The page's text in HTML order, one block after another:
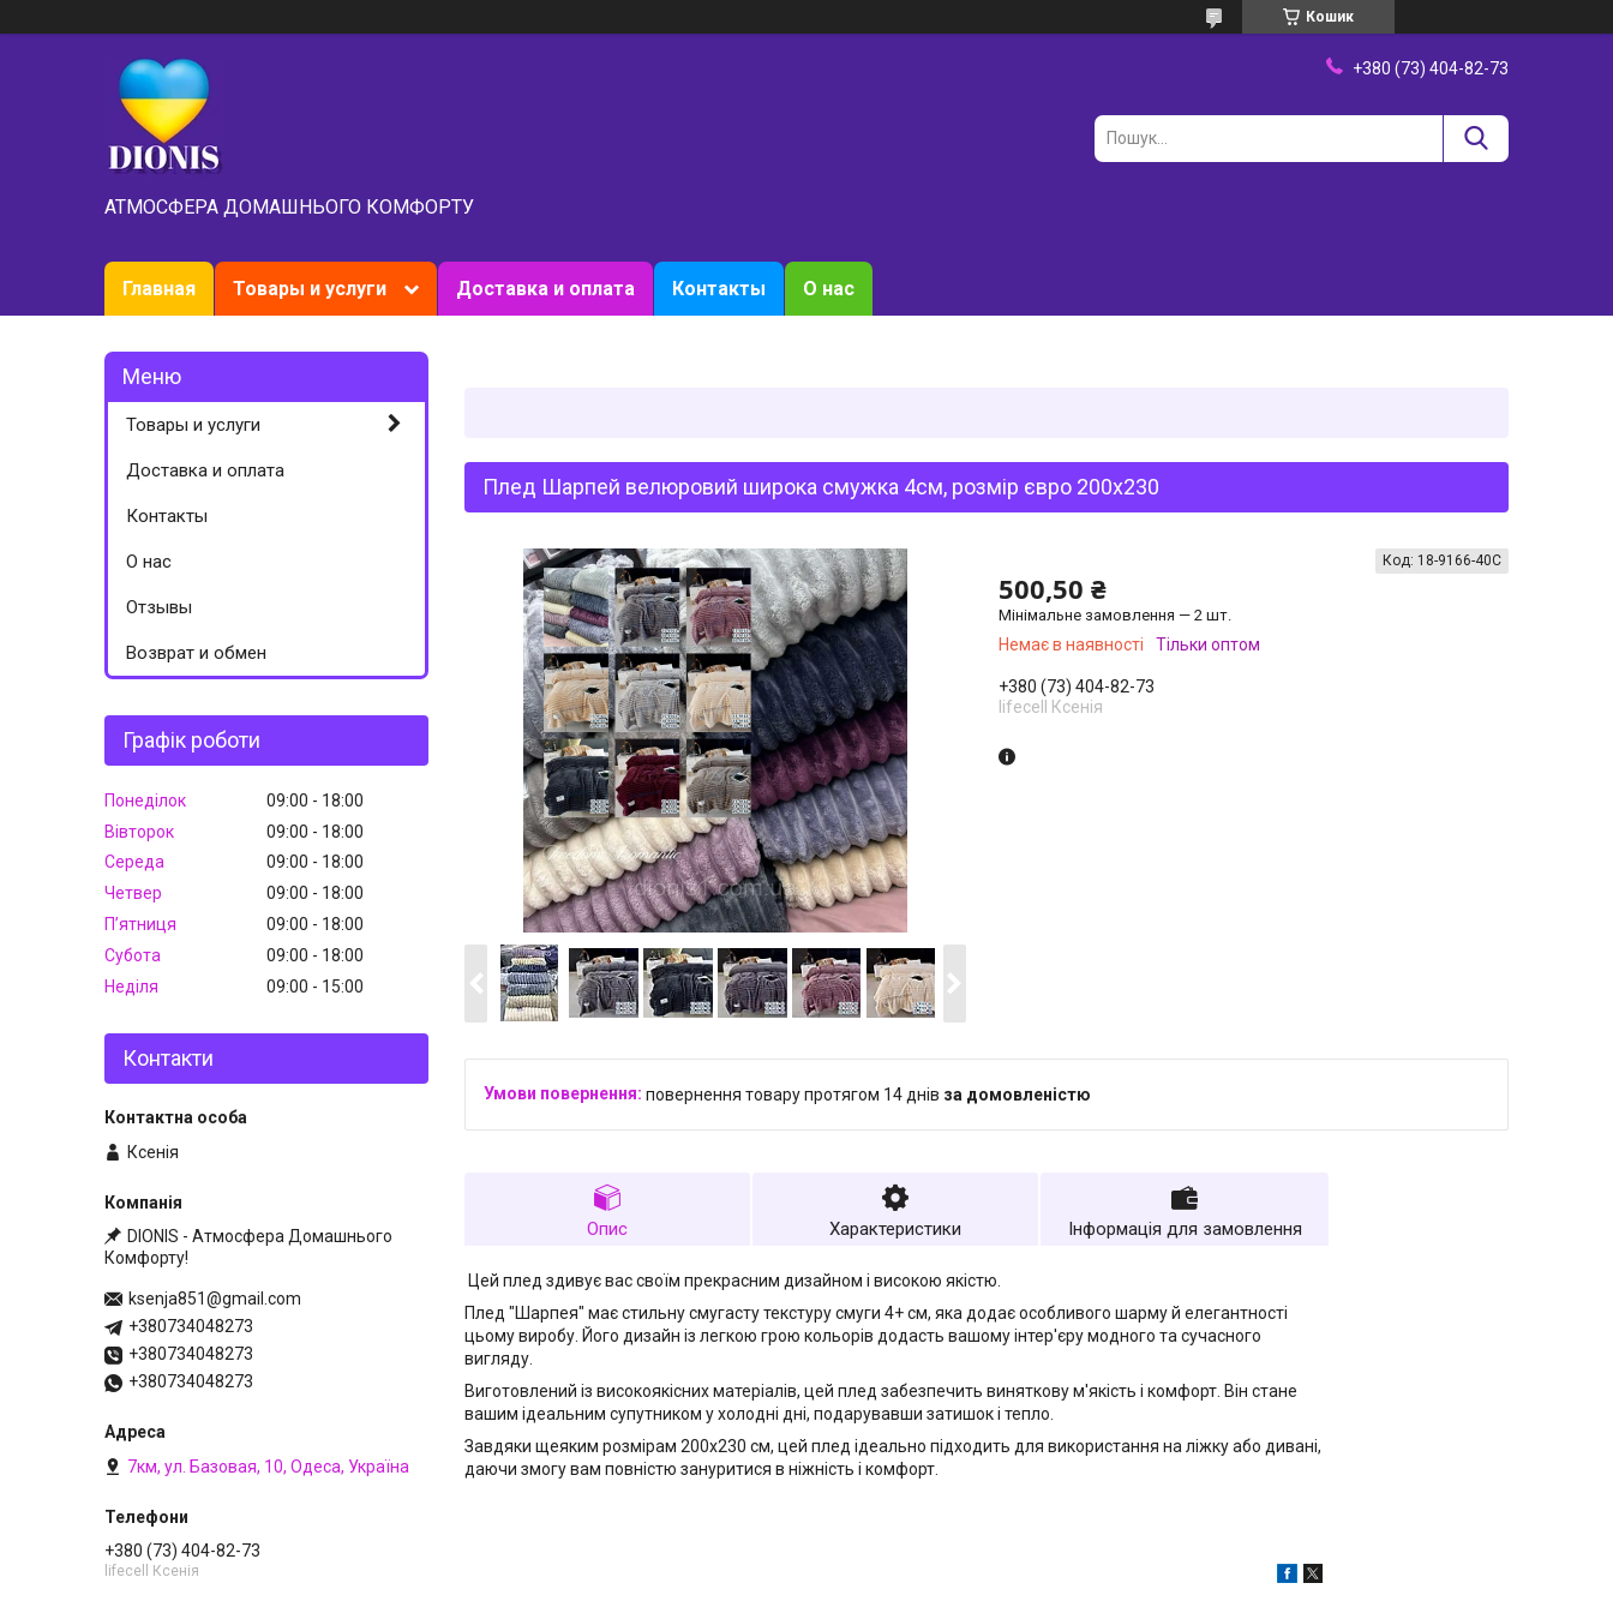
Кошик
АТМОСФЕРА ДОМАШНЬОГО КОМФОРТУ
+380 (73) 404-82-73
Главная Товары и услуги Доставка и оплата Контакты О нас
Плед Шарпей велюровий широка смужка 4см, розмір євро 200х230
500,50 ₴
Мінімальне замовлення — 2 шт.
Немає в наявності Тільки оптом
Код: 18-9166-40С
+380 (73) 404-82-73
lifecell Ксенія
повернення товару протягом 14 днів за домовленістю
Опис Характеристики Інформація для замовлення
Цей плед здивує вас своїм прекрасним дизайном і високою якістю.
Плед "Шарпея" має стильну смугасту текстуру смуги 4+ см, яка додає особливого шарму й елегантності
цьому виробу. Його дизайн із легкою грою кольорів додасть вашому інтер'єру модного та сучасного
вигляду.
Виготовлений із високоякісних матеріалів, цей плед забезпечить виняткову м'якість і комфорт. Він стане
вашим ідеальним супутником у холодні дні, подарувавши затишок і тепло.
Завдяки щеяким розмірам 200х230 см, цей плед ідеально підходить для використання на ліжку або дивані,
даючи змогу вам повністю зануритися в ніжність і комфорт.
Товары и услуги
Доставка и оплата
Контакты
О нас
Отзывы
Возврат и обмен
Графік роботи
Понеділок 09:00
18:00
Вівторок
09:00
18:00
Середа
09:00
18:00
Четвер
09:00
18:00
Пʼятниця
09:00
18:00
Субота
09:00
18:00
Неділя
09:00 15:00
Контакти
Ксенія
DIONIS - Атмосфера Домашнього
Комфорту!
ksenja851@gmail.com
+380734048273
+380734048273
+380734048273
7км, ул. Базовая, 10, Одеса, Україна
+380 (73) 404-82-73
lifecell Ксенія